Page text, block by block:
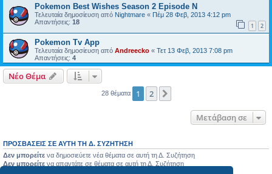
Pokemon Best Wishes Season 2 Episode N
Τελευταία δημοσίευση από Nightmare « Πέμ 28 Φεβ, 2013 4:12 pm
Απαντήσεις: 18 1 2
Pokemon Tv App
Τελευταία δημοσίευση από Andreecko « Τετ 13 Φεβ, 2013 7:08 pm
Απαντήσεις: 4
Νέο Θέμα
28 θέματα 1 2
Μετάβαση σε
ΠΡΟΣΒΆΣΕΙΣ ΣΕ ΑΥΤΉ ΤΗ Δ. ΣΥΖΉΤΗΣΗ
Δεν μπορείτε να δημοσιεύετε νέα θέματα σε αυτή τη Δ. Συζήτηση
Δεν μπορείτε να απαντάτε σε θέματα σε αυτή τη Δ. Συζήτηση